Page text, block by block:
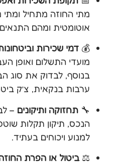
מתי החוזה מתחיל
אוטומטית ומהם
💰 דמי שכירות
מועדי התשלום ואופן
בנוסף, לבדוק את סוג
ערבות בנקאית, צ’ק
🔧 תחזוקה ותיקונים –
הנכס, תיקון תקלות
למנוע ויכוחים בעתיד.
⚖️ביטול או הפרת